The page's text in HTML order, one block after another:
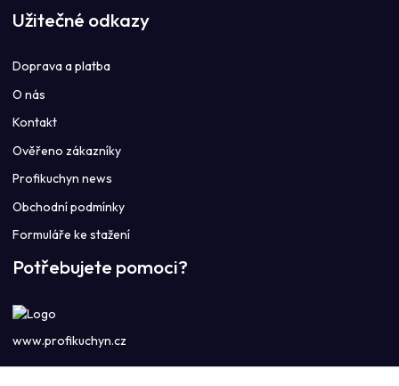
Užitečné odkazy
Doprava a platba
O nás
Kontakt
Ověřeno zákazníky
Profikuchyn news
Obchodní podmínky
Formuláře ke stažení
Potřebujete pomoci?
www.profikuchyn.cz